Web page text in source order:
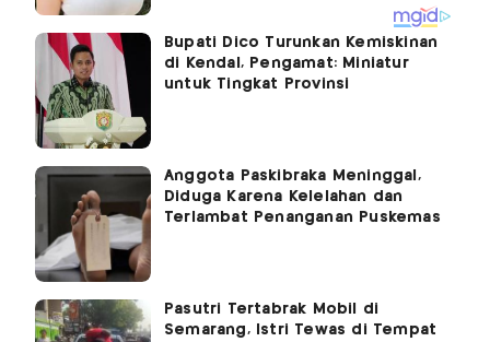
Bupati Dico Turunkan Kemiskinan
di Kendal, Pengamat: Miniatur
untuk Tingkat Provinsi
Anggota Paskibraka Meninggal,
Diduga Karena Kelelahan dan
Terlambat Penanganan Puskemas
Pasutri Tertabrak Mobil di
Semarang, Istri Tewas di Tempat